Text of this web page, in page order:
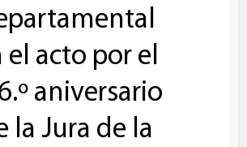
el acto por el
aniversario
la Jura de la